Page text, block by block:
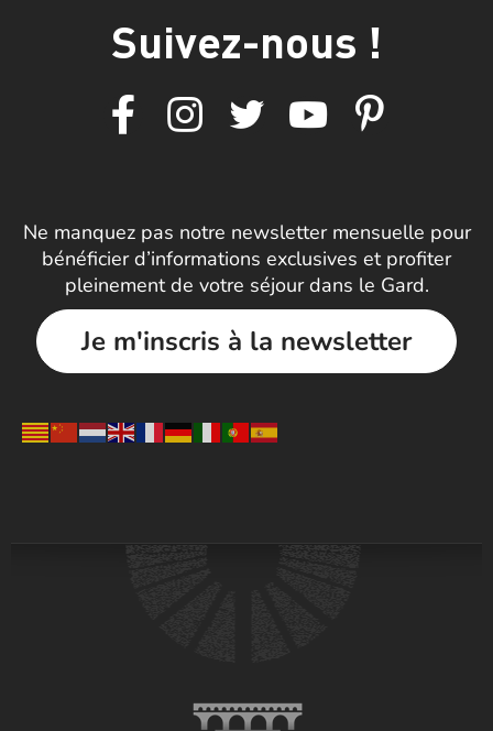
Suivez-nous !
Ne manquez pas notre newsletter mensuelle pour
bénéficier d’informations exclusives et profiter
pleinement de votre séjour dans le Gard.
Je m'inscris à la newsletter